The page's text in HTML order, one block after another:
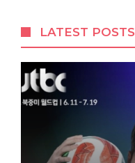
LATEST POSTS